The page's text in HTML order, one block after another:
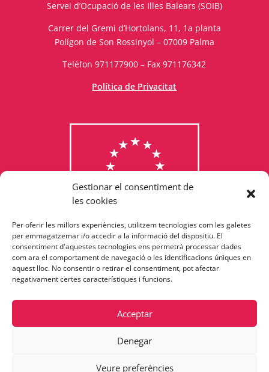
Gestionar el consentiment de
les cookies
Per oferir les millors experiències, utilitzem tecnologies com les galetes
per emmagatzemar i/o accedir a la informació del dispositiu. El
consentiment d'aquestes tecnologies ens permetrà processar dades
com ara el comportament de navegació o les identificacions úniques en
aquest lloc. No consentir o retirar el consentiment, pot afectar
negativament certes característiques i funcions.
Acceptar
Denegar
Veure preferències
Consulta els programes
finançats per la Unió Europea
Servei d’Ocupació de les Illes Balears (SOIB)
Carrer del Gremi d’Hortolans, 11, 1a planta
Polígon de Son Rossinyol – 07009 Palma
Telèfon 971177900 – Fax 971176342
Política de Privacitat